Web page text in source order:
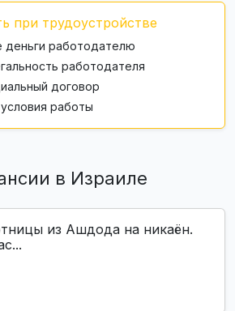
при трудоустройстве
деньги работодателю
работодателя
договор
работы
в Израиле
из Ашдода на никаён.